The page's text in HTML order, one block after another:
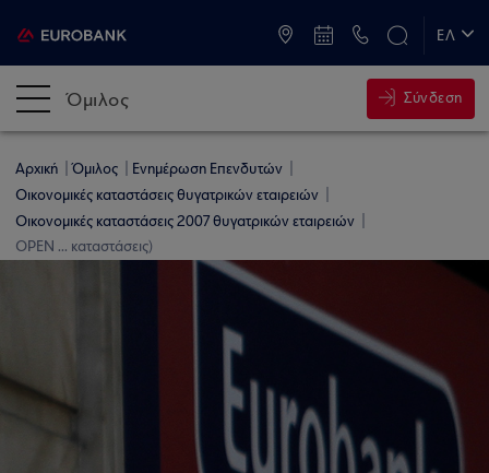
ΕΛ
Όμιλος Σύνδεση
Αρχική Όμιλος
Ενημέρωση Επενδυτών
Οικονομικές καταστάσεις θυγατρικών εταιρειών
Οικονομικές καταστάσεις 2007 θυγατρικών εταιρειών
OPEN ... καταστάσεις)